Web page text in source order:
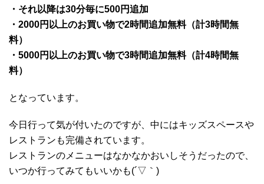
・それ以降は30分毎に500円追加
・2000円以上のお買い物で2時間追加無料（計3時間無
料）
・5000円以上のお買い物で3時間追加無料（計4時間無
料）
となっています。
今日行って気が付いたのですが、中にはキッズスペースや
レストランも完備されています。
レストランのメニューはなかなかおいしそうだったので、
いつか行ってみてもいいかも(´▽｀)